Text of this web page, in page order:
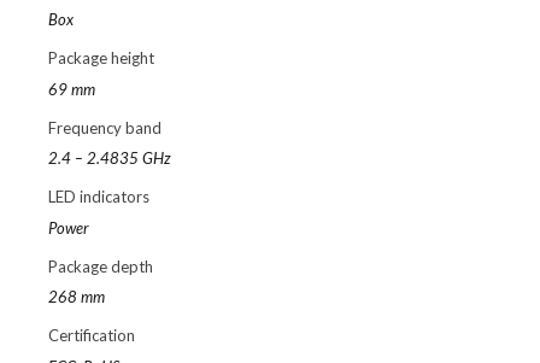
Box
Package height
69 mm
Frequency band
2.4 – 2.4835 GHz
LED indicators
Power
Package depth
268 mm
Certification